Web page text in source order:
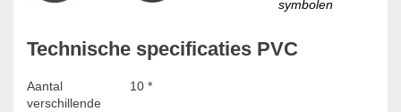
symbolen
Technische specificaties PVC
Aantal
verschillende
10 *